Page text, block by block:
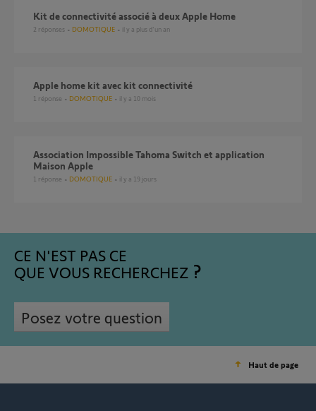
Kit de connectivité associé à deux Apple Home
2 réponses DOMOTIQUE il y a plus d'un an
Apple home kit avec kit connectivité
1 réponse DOMOTIQUE il y a 10 mois
Association Impossible Tahoma Switch et application
Maison Apple
1 réponse DOMOTIQUE il y a 19 jours
CE N'EST PAS CE
QUE VOUS RECHERCHEZ
Posez votre question
Haut de page